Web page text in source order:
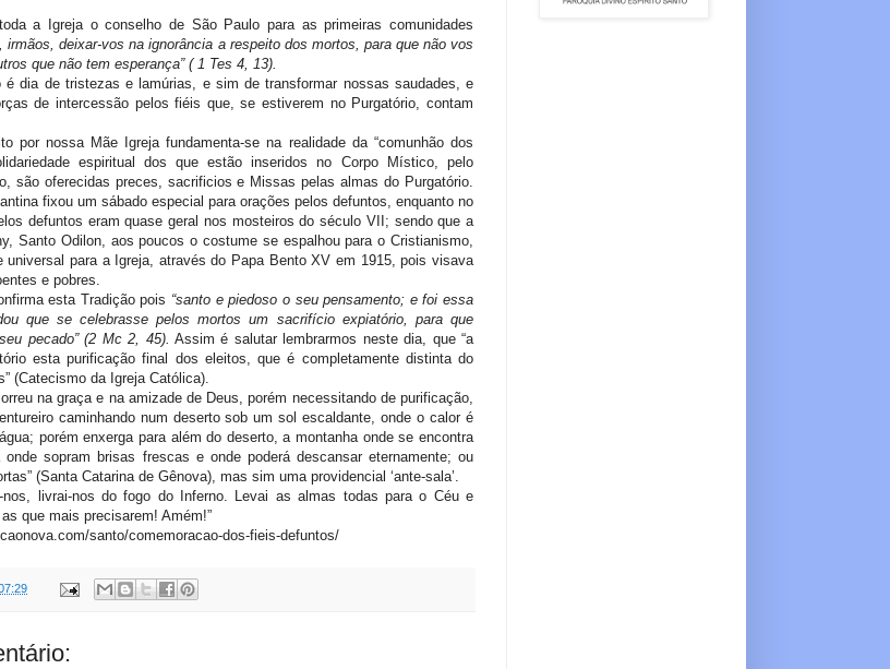
a Igreja o conselho de São Paulo para as primeiras comunidades
irmãos, deixar-vos na ignorância a respeito dos mortos, para que não vos
que não tem esperança” ( 1 Tes 4, 13).
é dia de tristezas e lamúrias, e sim de transformar nossas saudades, e
de intercessão pelos fiéis que, se estiverem no Purgatório, contam
por nossa Mãe Igreja fundamenta-se na realidade da “comunhão dos
espiritual dos que estão inseridos no Corpo Místico, pelo
são oferecidas preces, sacrificios e Missas pelas almas do Purgatório.
fixou um sábado especial para orações pelos defuntos, enquanto no
defuntos eram quase geral nos mosteiros do século VII; sendo que a
Santo Odilon, aos poucos o costume se espalhou para o Cristianismo,
universal para a Igreja, através do Papa Bento XV em 1915, pois visava
e pobres.
esta Tradição pois “santo e piedoso o seu pensamento; e foi essa
que se celebrasse pelos mortos um sacrifício expiatório, para que
pecado” (2 Mc 2, 45). Assim é salutar lembrarmos neste dia, que “a
esta purificação final dos eleitos, que é completamente distinta do
(Catecismo da Igreja Católica).
na graça e na amizade de Deus, porém necessitando de purificação,
caminhando num deserto sob um sol escaldante, onde o calor é
porém enxerga para além do deserto, a montanha onde se encontra
sopram brisas frescas e onde poderá descansar eternamente; ou
(Santa Catarina de Gênova), mas sim uma providencial ‘ante-sala’.
nos, livrai-nos do fogo do Inferno. Levai as almas todas para o Céu e
que mais precisarem! Amém!”
santo/comemoracao-dos-fieis-defuntos/